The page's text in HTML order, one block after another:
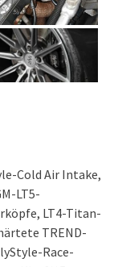
Cold Air Intake,
LT4-Titan-
TREND-
Race-
Kit, CHE-
NGK